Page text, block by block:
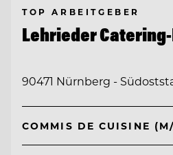
TOP ARBEITGEBER
Lehrieder
90471 Nürnberg -
COMMIS DE CUISINE